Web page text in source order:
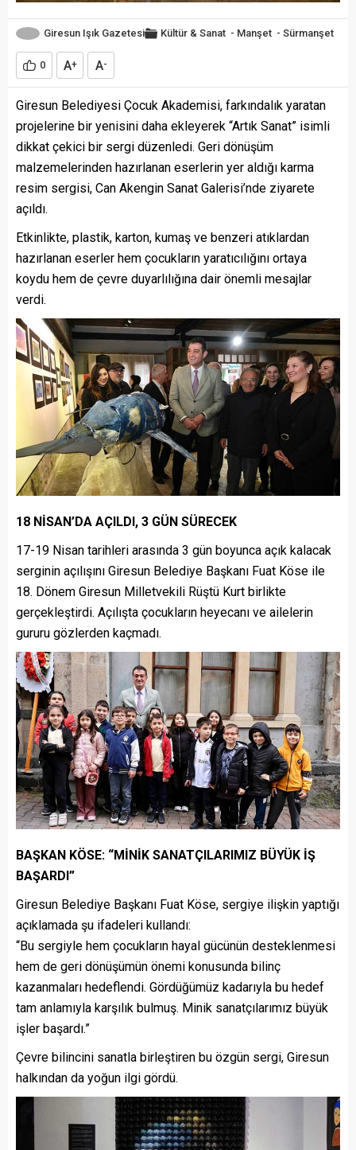
Giresun Işık Gazetesi Kültür & Sanat - Manşet - Sürmanşet
0 A+ A-
Giresun Belediyesi Çocuk Akademisi, farkındalık yaratan
projelerine bir yenisini daha ekleyerek “Artık Sanat” isimli
dikkat çekici bir sergi düzenledi. Geri dönüşüm
malzemelerinden hazırlanan eserlerin yer aldığı karma
resim sergisi, Can Akengin Sanat Galerisi’nde ziyarete
açıldı.
Etkinlikte, plastik, karton, kumaş ve benzeri atıklardan
hazırlanan eserler hem çocukların yaratıcılığını ortaya
koydu hem de çevre duyarlılığına dair önemli mesajlar
verdi.
18 NİSAN’DA AÇILDI, 3 GÜN SÜRECEK
17-19 Nisan tarihleri arasında 3 gün boyunca açık kalacak
serginin açılışını Giresun Belediye Başkanı Fuat Köse ile
18. Dönem Giresun Milletvekili Rüştü Kurt birlikte
gerçekleştirdi. Açılışta çocukların heyecanı ve ailelerin
gururu gözlerden kaçmadı.
BAŞKAN KÖSE: “MİNİK SANATÇILARIMIZ BÜYÜK İŞ
BAŞARDI”
Giresun Belediye Başkanı Fuat Köse, sergiye ilişkin yaptığı
açıklamada şu ifadeleri kullandı:
“Bu sergiyle hem çocukların hayal gücünün desteklenmesi
hem de geri dönüşümün önemi konusunda bilinç
kazanmaları hedeflendi. Gördüğümüz kadarıyla bu hedef
tam anlamıyla karşılık bulmuş. Minik sanatçılarımız büyük
işler başardı.”
Çevre bilincini sanatla birleştiren bu özgün sergi, Giresun
halkından da yoğun ilgi gördü.